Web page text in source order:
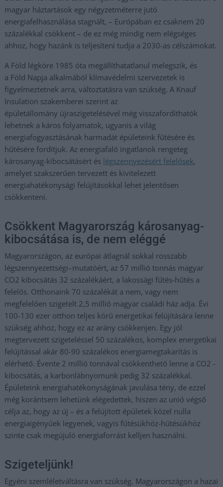
magyar háztartások egy négyzetméterre jutó
energiafelhasználása stagnált, – Európában ez csaknem 20
százalékkal csökkent – de ez még mindig nem elégséges
ahhoz, hogy hazánk is teljesíteni tudja a 2030-as célszámokat.
A Föld légköre 1985 óta megállíthatatlanul melegszik, és
a Föld Napja alkalmából klímavédelmi szervezetek is
figyelmeztetnek arra, változtatásra van szükség. A Knauf
Insulation szakemberei szerint az
épületállomány újraszigetelésével még visszafordíthatók
lehetnek a káros folyamatok, ugyanis a világ
energiafogyasztásának harmadát épületeink fűtésére és
hűtésére fordítjuk. Az energiafaló ingatlanok rengeteg
károsanyag-kibocsátásért és légszennyezésért felelősek,
amelyet szakszerűen tervezett és kivitelezett
energiahatékonysági felújításokkal lehet jelentősen
csökkenteni.
Csökkent Magyarország károsanyag-
kibocsátása is, de nem eléggé
Magyarországon, az európai átlagnál sokkal rosszabb
légszennyezettségi–mutatóért, az 57 millió tonnás magyar
CO2 kibocsátás 32 százalékáért, a lakossági fűtés-hűtés a
felelős. Otthonaink 70 százalékát a nem, vagy nem
megfelelően szigetelt 2,5 millió magyar családi ház adja. Évi
100-130 ezer otthon teljes körű energetikai felújítására lenne
szükség ahhoz, hogy ez az arány csökkenjen. Egy jól
megtervezett szigeteléssel 50 százalékos, komplex energetikai
felújítással akár 80-90 százalékos energiamegtakarítás is
elérhető. Évente 2 millió tonnával csökkenthető lenne a CO2 -
kibocsátás, a karbonlábnyomunk pedig 32 százalékkal.
Épületeink energiahatékonyságának javulása tény, de ezzel
még korántsem lehetünk elégedettek, hiszen az unió végső
célja az, hogy az új – és a felújított épületek közel nulla
energiaigényűek legyenek, vagyis fűtésükhöz-hűtésükhöz
szinte csak megújuló energiaforrást kelljen használni.
Szigeteljünk!
Egyéni szemléletváltásra van szükség. Magyarországon a hazai